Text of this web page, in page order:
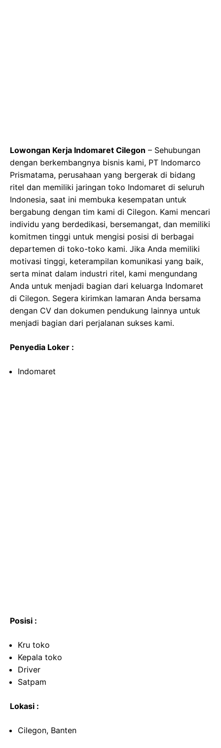
Lowongan Kerja Indomaret Cilegon – Sehubungan
dengan berkembangnya bisnis kami, PT Indomarco
Prismatama, perusahaan yang bergerak di bidang
ritel dan memiliki jaringan toko Indomaret di seluruh
Indonesia, saat ini membuka kesempatan untuk
bergabung dengan tim kami di Cilegon. Kami mencari
individu yang berdedikasi, bersemangat, dan memiliki
komitmen tinggi untuk mengisi posisi di berbagai
departemen di toko-toko kami. Jika Anda memiliki
motivasi tinggi, keterampilan komunikasi yang baik,
serta minat dalam industri ritel, kami mengundang
Anda untuk menjadi bagian dari keluarga Indomaret
di Cilegon. Segera kirimkan lamaran Anda bersama
dengan CV dan dokumen pendukung lainnya untuk
menjadi bagian dari perjalanan sukses kami.
Penyedia Loker :
Indomaret
Posisi :
Kru toko
Kepala toko
Driver
Satpam
Lokasi :
Cilegon, Banten